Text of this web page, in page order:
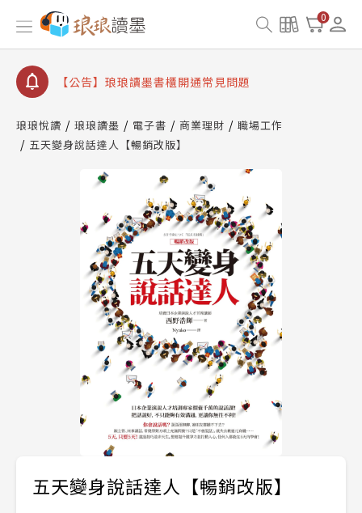
0
【公告】琅琅書店服務升級重要說明及資產合併結果
查詢
【公告】琅琅讀墨數位閱讀資產合併與書櫃開通申請
【公告】琅琅讀墨書櫃開通常見問題
請圖文教學
【公告】琅琅書店服務升級重要說明及資產合併結果
查詢
【公告】琅琅讀墨數位閱讀資產合併與書櫃開通申請
琅琅悅讀 琅琅讀墨 電子書 商業理財
職場工作
五天變身說話達人【暢銷改版】
五天變身說話達人【暢銷改版】